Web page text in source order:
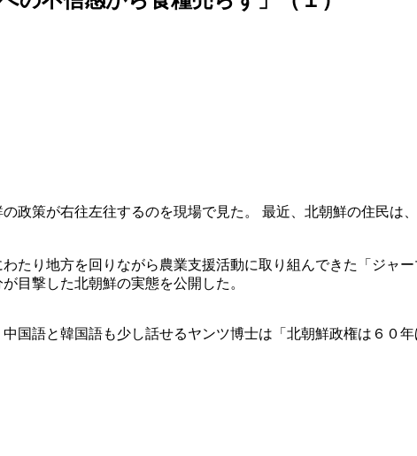
の政策が右往左往するのを現場で見た。 最近、北朝鮮の住民
たり地方を回りながら農業支援活動に取り組んできた「ジャ
目撃した北朝鮮の実態を公開した。
国語と韓国語も少し話せるヤンツ博士は「北朝鮮政権は６